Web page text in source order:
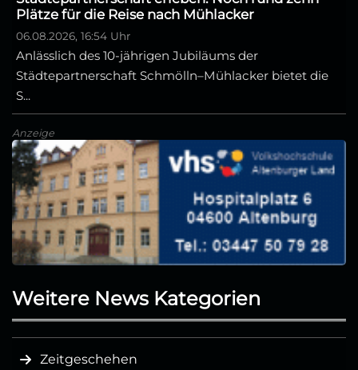
Plätze für die Reise nach Mühlacker
06.08.2026, 16:54 Uhr
Anlässlich des 10-jährigen Jubiläums der
Städtepartnerschaft Schmölln–Mühlacker bietet die
S...
Anzeige
Weitere News Kategorien
Zeitgeschehen